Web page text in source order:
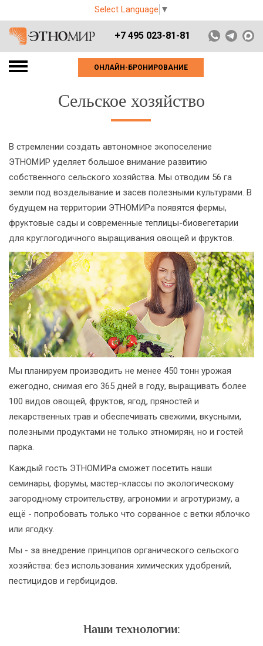
Select Language ▼
+7 495 023-81-81
ОНЛАЙН-БРОНИРОВАНИЕ
Сельское хозяйство
В стремлении создать автономное экопоселение
ЭТНОМИР уделяет большое внимание развитию
собственного сельского хозяйства. Мы отводим 56 га
земли под возделывание и засев полезными культурами. В
будущем на территории ЭТНОМИРа появятся фермы,
фруктовые сады и современные теплицы-биовегетарии
для круглогодичного выращивания овощей и фруктов.
Мы планируем производить не менее 450 тонн урожая
ежегодно, снимая его 365 дней в году, выращивать более
100 видов овощей, фруктов, ягод, пряностей и
лекарственных трав и обеспечивать свежими, вкусными,
полезными продуктами не только этномирян, но и гостей
парка.
Каждый гость ЭТНОМИРа сможет посетить наши
семинары, форумы, мастер-классы по экологическому
загородному строительству, агрономии и агротуризму, а
ещё - попробовать только что сорванное с ветки яблочко
или ягодку.
Мы - за внедрение принципов органического сельского
хозяйства: без использования химических удобрений,
пестицидов и гербицидов.
Наши технологии: